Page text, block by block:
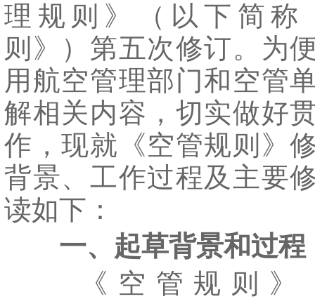
理规则》（以下简称
则》）第五次修订。为
用航空管理部门和空管
解相关内容，切实做好
作，现就《空管规则》
背景、工作过程及主要
读如下：
一、起草背景和过程
《空管规则》（